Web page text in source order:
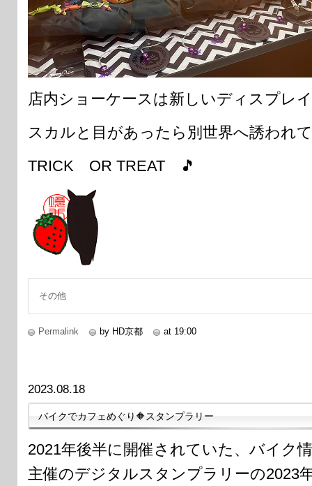
店内ショーケースは新しいディスプレ
スカルと目があったら別世界へ誘われ
TRICK OR TREAT 🎵
その他
Permalink by HD京都 at 19:00
2023.08.18
バイクでカフェめぐり🔶スタンプラリー
2021年後半に開催されていた、バイ
主催のデジタルスタンプラリーの2023